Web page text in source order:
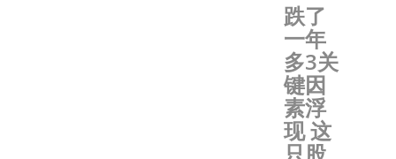
跌了
一年
多3关
键因
素浮
现 这